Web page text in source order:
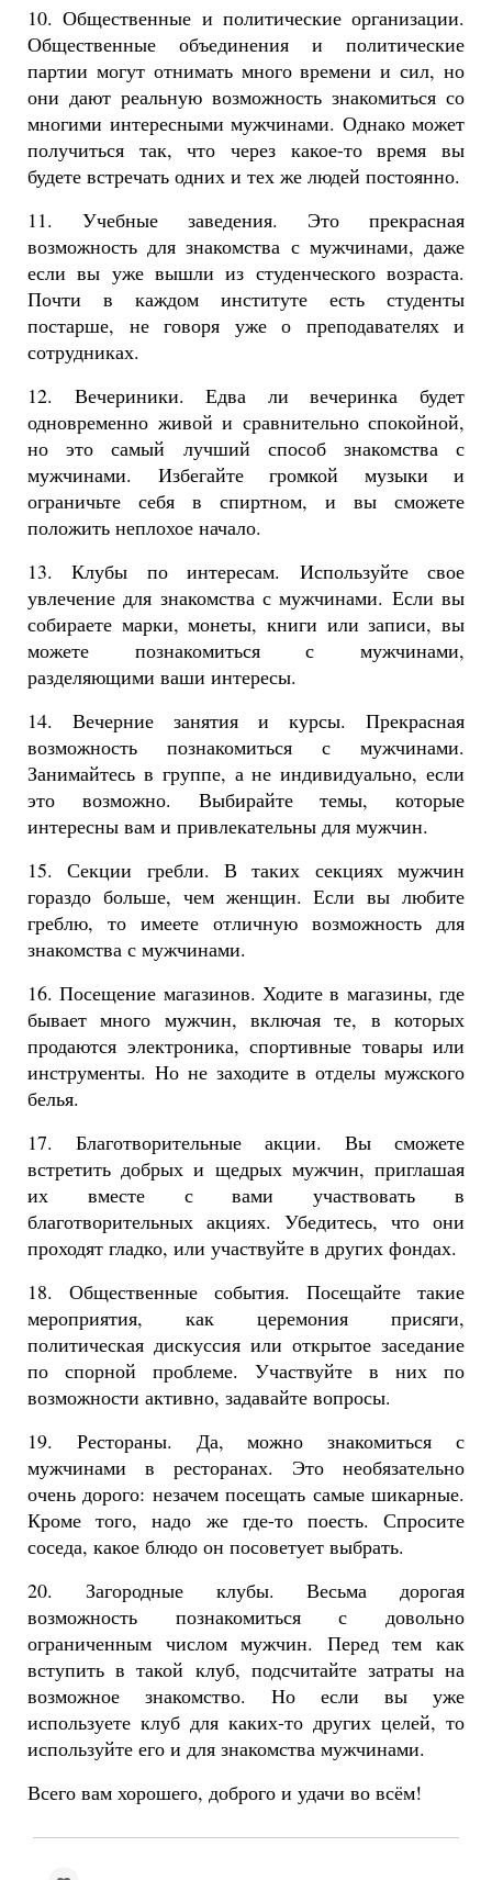
10. Общественные и политические организации.
Общественные объединения и политические
партии могут отнимать много времени и сил, но
они дают реальную возможность знакомиться со
многими интересными мужчинами. Однако может
получиться так, что через какое-то время вы
будете встречать одних и тех же людей постоянно.
11. Учебные заведения. Это прекрасная
возможность для знакомства с мужчинами, даже
если вы уже вышли из студенческого возраста.
Почти в каждом институте есть студенты
постарше, не говоря уже о преподавателях и
сотрудниках.
12. Вечериники. Едва ли вечеринка будет
одновременно живой и сравнительно спокойной,
но это самый лучший способ знакомства с
мужчинами. Избегайте громкой музыки и
ограничьте себя в спиртном, и вы сможете
положить неплохое начало.
13. Клубы по интересам. Используйте свое
увлечение для знакомства с мужчинами. Если вы
собираете марки, монеты, книги или записи, вы
можете познакомиться с мужчинами,
разделяющими ваши интересы.
14. Вечерние занятия и курсы. Прекрасная
возможность познакомиться с мужчинами.
Занимайтесь в группе, а не индивидуально, если
это возможно. Выбирайте темы, которые
интересны вам и привлекательны для мужчин.
15. Секции гребли. В таких секциях мужчин
гораздо больше, чем женщин. Если вы любите
греблю, то имеете отличную возможность для
знакомства с мужчинами.
16. Посещение магазинов. Ходите в магазины, где
бывает много мужчин, включая те, в которых
продаются электроника, спортивные товары или
инструменты. Но не заходите в отделы мужского
белья.
17. Благотворительные акции. Вы сможете
встретить добрых и щедрых мужчин, приглашая
их вместе с вами участвовать в
благотворительных акциях. Убедитесь, что они
проходят гладко, или участвуйте в других фондах.
18. Общественные события. Посещайте такие
мероприятия, как церемония присяги,
политическая дискуссия или открытое заседание
по спорной проблеме. Участвуйте в них по
возможности активно, задавайте вопросы.
19. Рестораны. Да, можно знакомиться с
мужчинами в ресторанах. Это необязательно
очень дорого: незачем посещать самые шикарные.
Кроме того, надо же где-то поесть. Спросите
соседа, какое блюдо он посоветует выбрать.
20. Загородные клубы. Весьма дорогая
возможность познакомиться с довольно
ограниченным числом мужчин. Перед тем как
вступить в такой клуб, подсчитайте затраты на
возможное знакомство. Но если вы уже
используете клуб для каких-то других целей, то
используйте его и для знакомства мужчинами.
Всего вам хорошего, доброго и удачи во всём!